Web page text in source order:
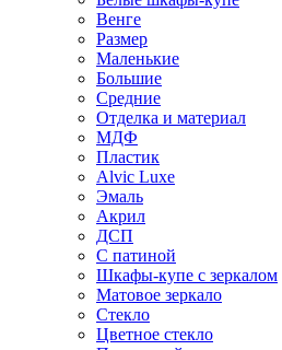
Венге
Размер
Маленькие
Большие
Средние
Отделка и материал
МДФ
Пластик
Alvic Luxe
Эмаль
Акрил
ДСП
С патиной
Шкафы-купе с зеркалом
Матовое зеркало
Стекло
Цветное стекло